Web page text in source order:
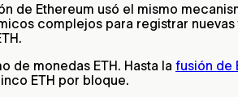
de Ethereum usó el mismo
complejos para registrar
de monedas ETH. Hasta la fusión de
ETH por bloque.